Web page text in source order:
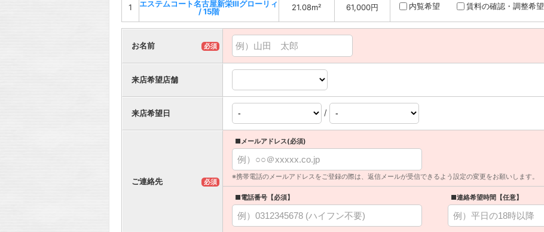
1
エステムコート名古屋新栄Ⅲグローリィ
/ 15階
21.08m² 61,000円 内覧希望 賃料の確認・調整希望
お名前 必須
来店希望店舗
来店希望日 /
ご連絡先 必須
■メールアドレス(必須)
※携帯電話のメールアドレスをご登録の際は、返信メールが受信できるよう設定の変更をお願いします。
■電話番号【必須】 ■連絡希望時間【任意】